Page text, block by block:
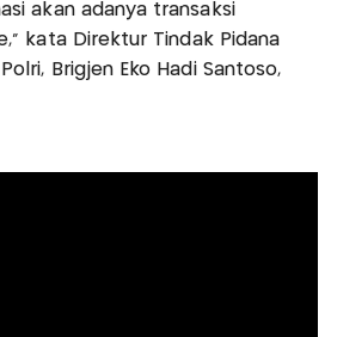
akan adanya transaksi
kata Direktur Tindak Pidana
Brigjen Eko Hadi Santoso,